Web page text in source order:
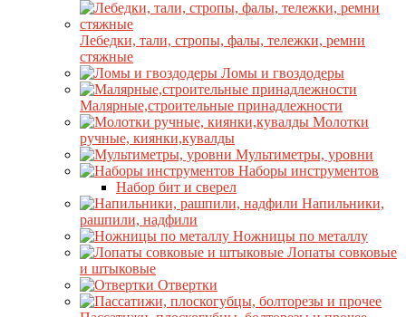
Лебедки, тали, стропы, фалы, тележки, ремни
стяжные
Ломы и гвоздодеры
Малярные,строительные принадлежности
Молотки
ручные, киянки,кувалды
Мультиметры, уровни
Наборы инструментов
Набор бит и сверел
Напильники,
рашпили, надфили
Ножницы по металлу
Лопаты совковые
и штыковые
Отвертки